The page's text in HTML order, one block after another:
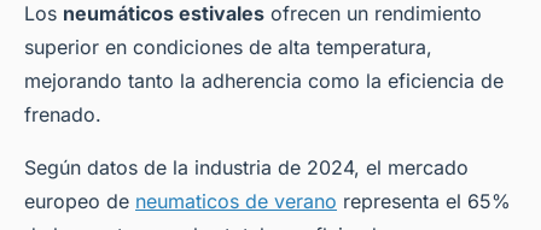
Los neumáticos estivales ofrecen un rendimiento
superior en condiciones de alta temperatura,
mejorando tanto la adherencia como la eficiencia de
frenado.
Según datos de la industria de 2024, el mercado
europeo de neumaticos de verano representa el 65%